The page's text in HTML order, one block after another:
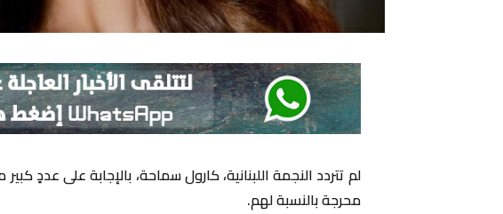
لم تتردد النجمة اللبنانية، كارول سماحة، بالإجابة على عددٍ
محرجة بالنسبة لهم.